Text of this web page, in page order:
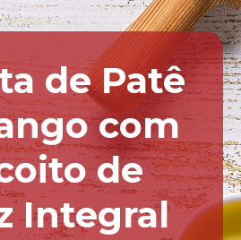
de Patê
com
de
Integral